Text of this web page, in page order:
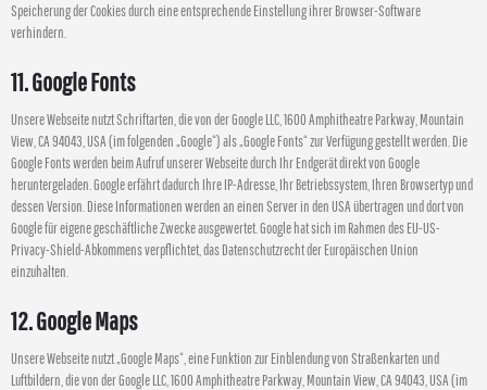
Speicherung der Cookies durch eine entsprechende Einstellung ihrer Browser-Software
verhindern.
11. Google Fonts
Unsere Webseite nutzt Schriftarten, die von der Google LLC, 1600 Amphitheatre Parkway, Mountain
View, CA 94043, USA (im folgenden „Google“) als „Google Fonts“ zur Verfügung gestellt werden. Die
Google Fonts werden beim Aufruf unserer Webseite durch Ihr Endgerät direkt von Google
heruntergeladen. Google erfährt dadurch Ihre IP-Adresse, Ihr Betriebssystem, Ihren Browsertyp und
dessen Version. Diese Informationen werden an einen Server in den USA übertragen und dort von
Google für eigene geschäftliche Zwecke ausgewertet. Google hat sich im Rahmen des EU-US-
Privacy-Shield-Abkommens verpflichtet, das Datenschutzrecht der Europäischen Union
einzuhalten.
12. Google Maps
Unsere Webseite nutzt „Google Maps“, eine Funktion zur Einblendung von Straßenkarten und
Luftbildern, die von der Google LLC, 1600 Amphitheatre Parkway, Mountain View, CA 94043, USA (im